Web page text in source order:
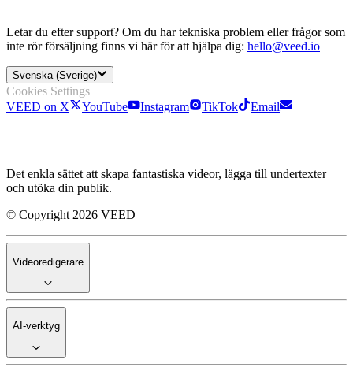
Letar du efter support? Om du har tekniska problem eller frågor som
inte rör försäljning finns vi här för att hjälpa dig: hello@veed.io
Svenska (Sverige)
Cookies Settings
VEED on X
YouTube Instagram TikTok Email
Det enkla sättet att skapa fantastiska videor, lägga till undertexter
och utöka din publik.
© Copyright 2026 VEED
Videoredigerare
AI-verktyg